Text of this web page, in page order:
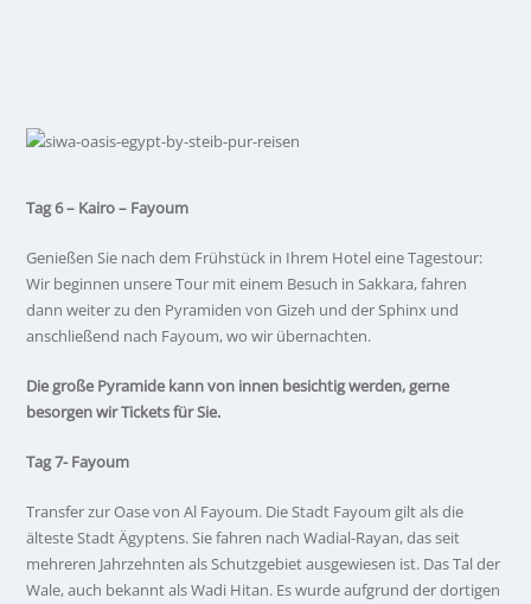
Tag 6 – Kairo – Fayoum
Genießen Sie nach dem Frühstück in Ihrem Hotel eine Tagestour:
Wir beginnen unsere Tour mit einem Besuch in Sakkara, fahren
dann weiter zu den Pyramiden von Gizeh und der Sphinx und
anschließend nach Fayoum, wo wir übernachten.
Die große Pyramide kann von innen besichtig werden, gerne
besorgen wir Tickets für Sie.
Tag 7- Fayoum
Transfer zur Oase von Al Fayoum. Die Stadt Fayoum gilt als die
älteste Stadt Ägyptens. Sie fahren nach Wadial-Rayan, das seit
mehreren Jahrzehnten als Schutzgebiet ausgewiesen ist. Das Tal der
Wale, auch bekannt als Wadi Hitan. Es wurde aufgrund der dortigen